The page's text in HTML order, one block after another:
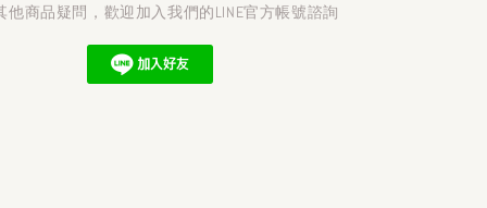
他商品疑問，歡迎加入我們的LINE官方帳號諮詢